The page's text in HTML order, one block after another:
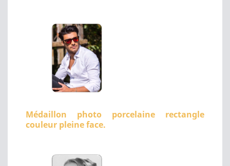
Médaillon photo porcelaine rectangle
couleur pleine face.